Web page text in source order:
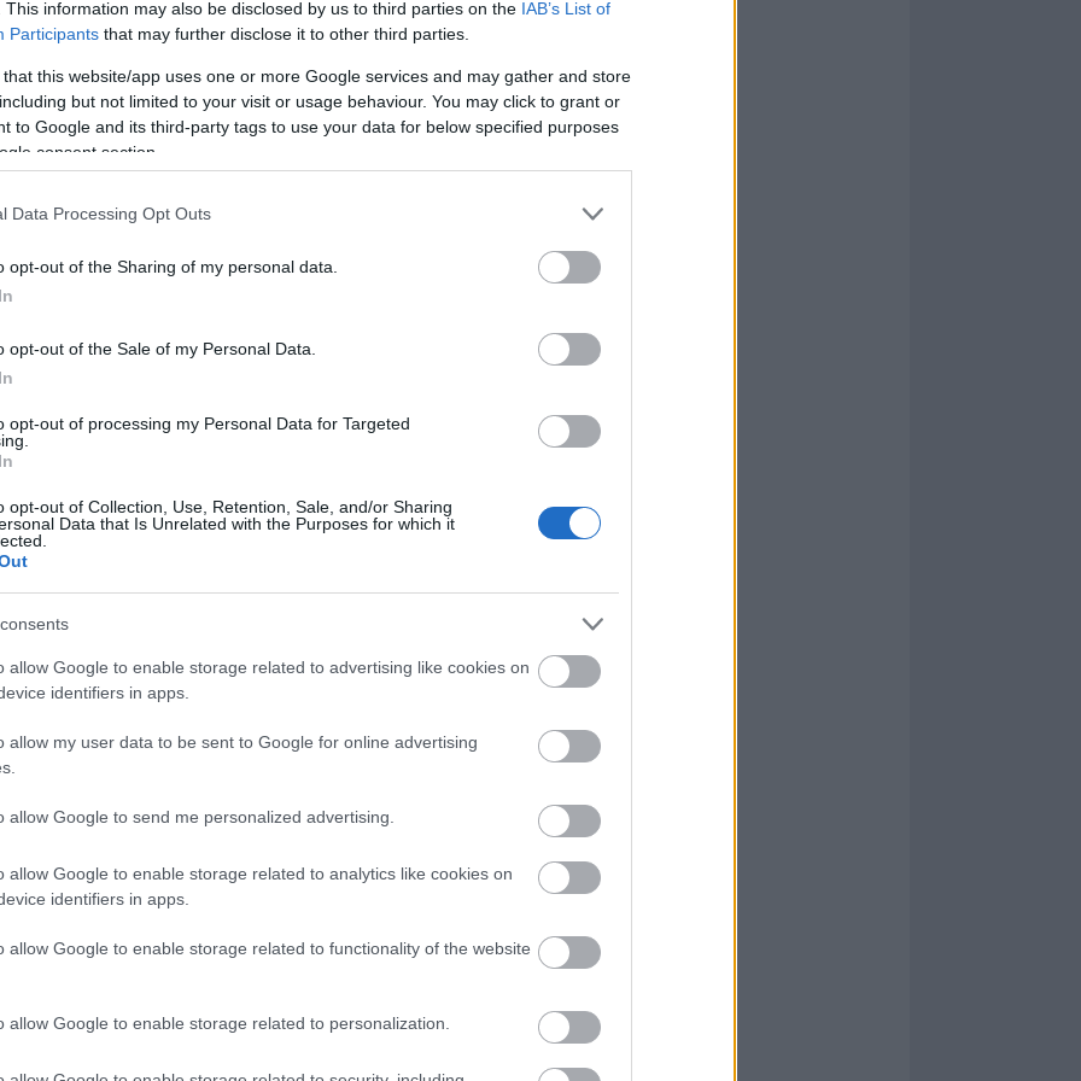
This information may also be disclosed by us to third parties on the IAB’s List of
Participants that may further disclose it to other third parties.
that this website/app uses one or more Google services and may gather and store
but not limited to your visit or usage behaviour. You may click to grant or
to Google and its third-party tags to use your data for below specified purposes
consent section.
Data Processing Opt Outs
opt-out of the Sharing of my personal data.
opt-out of the Sale of my Personal Data.
opt-out of processing my Personal Data for Targeted
opt-out of Collection, Use, Retention, Sale, and/or Sharing
Data that Is Unrelated with the Purposes for which it
allow Google to enable storage related to advertising like cookies on
identifiers in apps.
allow my user data to be sent to Google for online advertising
allow Google to send me personalized advertising.
allow Google to enable storage related to analytics like cookies on
identifiers in apps.
allow Google to enable storage related to functionality of the website
allow Google to enable storage related to personalization.
majd az igazságszolgáltatásra az ügyek
a hűtlen kezelés büntetési tétele ötszázmillió
vagyoni hátrány okozása esetén öttől tíz évig
négy esztendő alatt majdnem
magángépek bérlésére. De ne prejudikáljunk
joga és az ártatlanság vélelme mindenkit
TOVÁBB
péter
lezárta a
felelőssége senkinek